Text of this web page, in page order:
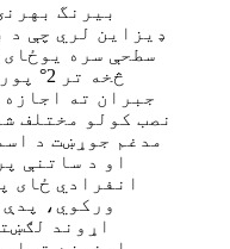
ډیزاین لري چې د
څخه
جبران ته
نصب کولو مختلف
مدغم جوړښت د
او د ساتنې
انفرادي ځای
ورکوي،
اړوند